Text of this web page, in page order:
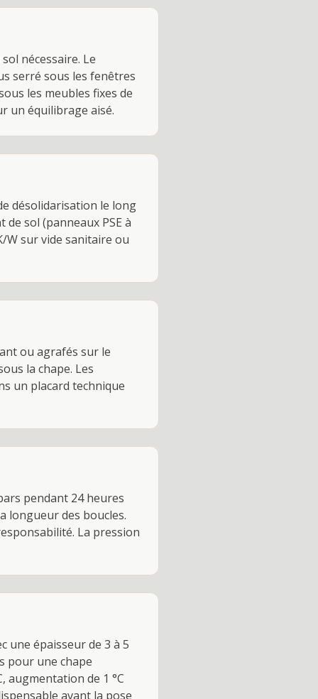
nécessaire. Le
serré sous les fenêtres
les meubles fixes de
un équilibrage aisé.
désolidarisation le long
sol (panneaux PSE à
W sur vide sanitaire ou
ou agrafés sur le
la chape. Les
un placard technique
pendant 24 heures
longueur des boucles.
La pression
une épaisseur de 3 à 5
pour une chape
augmentation de 1 °C
avant la pose